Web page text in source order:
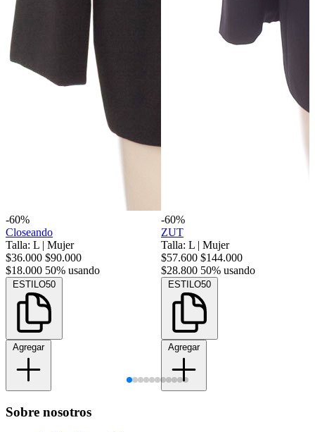
-60%
Closeando
Talla: L | Mujer
$36.000 $90.000
$18.000 50% usando
ESTILO50
Agregar
-60%
ZUT
Talla: L | Mujer
$57.600 $144.000
$28.800 50% usando
ESTILO50
Agregar
Sobre nosotros